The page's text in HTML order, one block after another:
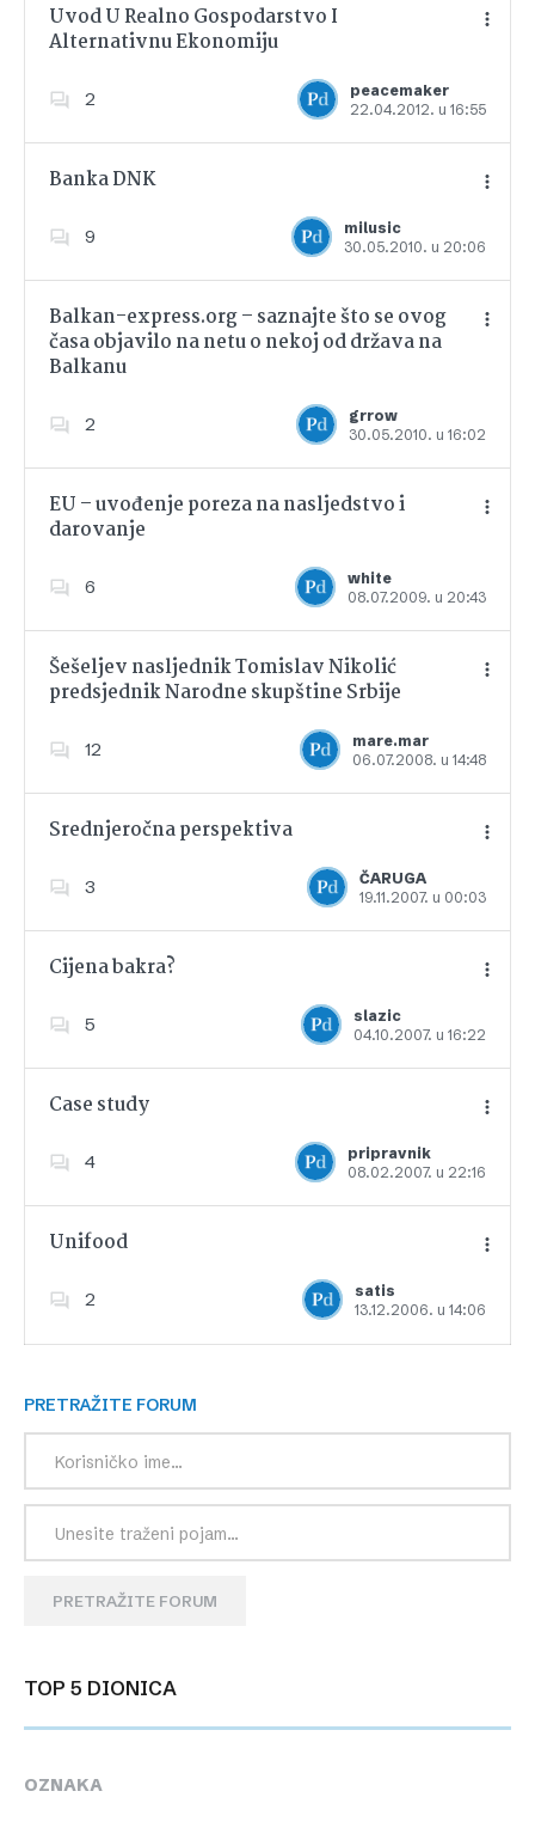
Uvod U Realno Gospodarstvo I
Alternativnu Ekonomiju
2
peacemaker
22.04.2012. u 16:55
Dodajte u favorite
Banka DNK
9
milusic
30.05.2010. u 20:06
Dodajte u favorite
Balkan-express.org – saznajte što se ovog
časa objavilo na netu o nekoj od država na
Balkanu
2
grrow
30.05.2010. u 16:02
EU – uvođenje poreza na nasljedstvo i
darovanje
6
white
08.07.2009. u 20:43
Dodajte u favorite
Šešeljev nasljednik Tomislav Nikolić
predsjednik Narodne skupštine Srbije
12
mare.mar
06.07.2008. u 14:48
Dodajte u favorite
Srednjeročna perspektiva
3
ČARUGA
19.11.2007. u 00:03
Dodajte u favorite
Cijena bakra?
5
slazic
04.10.2007. u 16:22
Dodajte u favorite
Case study
4
pripravnik
08.02.2007. u 22:16
Dodajte u favorite
Unifood
2
satis
13.12.2006. u 14:06
Dodajte u favorite
PRETRAŽITE FORUM
PRETRAŽITE FORUM
TOP 5 DIONICA
OZNAKA